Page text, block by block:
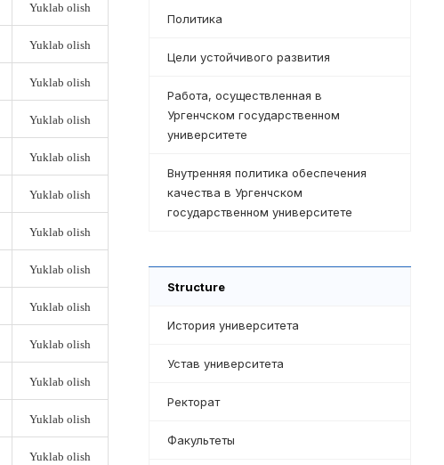
Yuklab olish
Yuklab olish
Yuklab olish
Yuklab olish
Yuklab olish
Yuklab olish
Yuklab olish
Yuklab olish
Yuklab olish
Yuklab olish
Yuklab olish
Yuklab olish
Yuklab olish
Политика
Цели устойчивого развития
Работа, осуществленная в
Ургенчском государственном
университете
Внутренняя политика обеспечения
качества в Ургенчском
государственном университете
Structure
История университета
Устав университета
Ректорат
Факультеты